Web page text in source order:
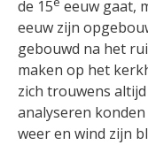
de 15 eeuw gaat,
eeuw zijn
gebouwd na het
maken op het
zich trouwens
analyseren
weer en wind zijn